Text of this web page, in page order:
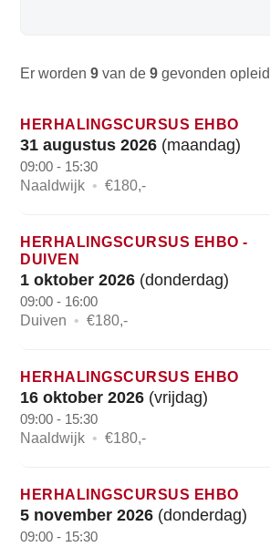
Er worden9 van de9 gevonden
HERHALINGSCURSUS EHBO
31 augustus 2026 (maandag)
09:00 - 15:30
Naaldwijk • €180,-
HERHALINGSCURSUS EHBO -
DUIVEN
1 oktober 2026 (donderdag)
09:00 - 16:00
Duiven • €180,-
HERHALINGSCURSUS EHBO
16 oktober 2026 (vrijdag)
09:00 - 15:30
Naaldwijk • €180,-
HERHALINGSCURSUS EHBO
5 november 2026 (donderdag)
09:00 - 15:30